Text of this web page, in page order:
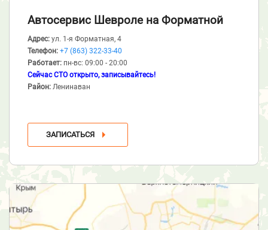
Автосервис Шевроле на Форматной
Адрес: ул. 1-я Форматная, 4
Телефон: +7 (863) 322-33-40
Работает: пн-вс: 09:00 - 20:00
Сейчас СТО открыто, записывайтесь!
Район: Ленинаван
ЗАПИСАТЬСЯ